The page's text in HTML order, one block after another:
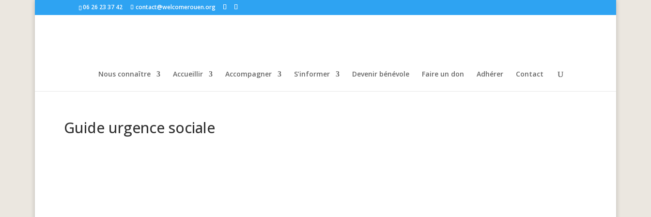
06 26 23 37 42 contact@welcomerouen.org
Nous connaître Accueillir Accompagner S’informer Devenir bénévole Faire un don Adhérer Contact
Guide urgence sociale